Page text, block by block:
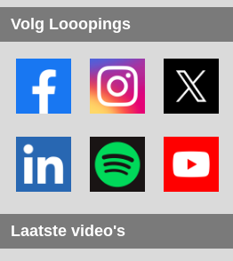
Volg Looopings
Laatste video's